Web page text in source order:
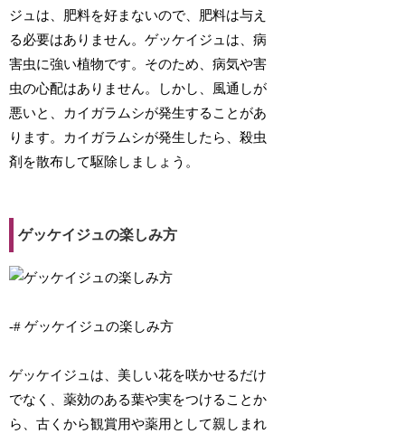
ジュは、肥料を好まないので、肥料は与え
る必要はありません。ゲッケイジュは、病
害虫に強い植物です。そのため、病気や害
虫の心配はありません。しかし、風通しが
悪いと、カイガラムシが発生することがあ
ります。カイガラムシが発生したら、殺虫
剤を散布して駆除しましょう。
ゲッケイジュの楽しみ方
-# ゲッケイジュの楽しみ方
ゲッケイジュは、美しい花を咲かせるだけ
でなく、薬効のある葉や実をつけることか
ら、古くから観賞用や薬用として親しまれ